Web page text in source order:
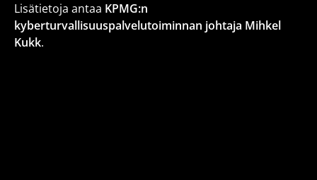
Lisätietoja antaa KPMG:n
kyberturvallisuuspalvelutoiminnan johtaja Mihkel
Kukk.